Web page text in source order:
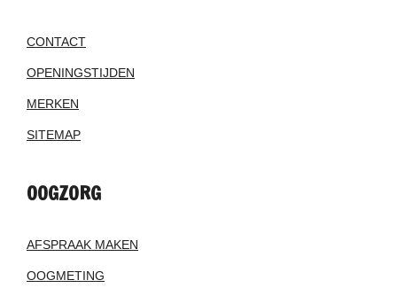
CONTACT
OPENINGSTIJDEN
MERKEN
SITEMAP
OOGZORG
AFSPRAAK MAKEN
OOGMETING